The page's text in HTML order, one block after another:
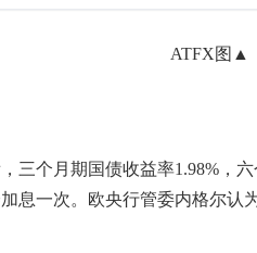
ATFX图▲
三个月期国债收益率1.98%，
息一次。欧央行管委内格尔